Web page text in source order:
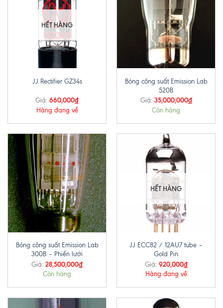
HẾT HÀNG
JJ Rectifier GZ34s
Giá: 660,000₫
Hàng đang về
Bóng công suất Emission Lab
520B
Giá: 35,000,000₫
Còn hàng
Bóng công suất Emission Lab
300B – Phiến lưới
Giá: 28,500,000₫
Còn hàng
HẾT HÀNG
JJ ECC82 / 12AU7 tube –
Gold Pin
Giá: 920,000₫
Hàng đang về